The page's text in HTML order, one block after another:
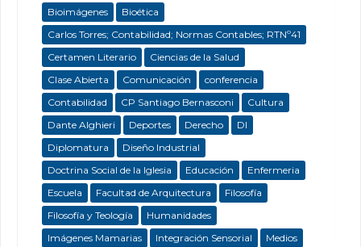
Bioimágenes
Bioética
Carlos Torres; Contabilidad; Normas Contables; RTNº41
Certamen Literario
Ciencias de la Salud
Clase Abierta
Comunicación
conferencia
Contabilidad
CP Santiago Bernasconi
Cultura
Dante Alghieri
Deportes Derecho
DI
Diplomatura
Diseño Industrial
Doctrina Social de la Iglesia
Educación
Enfermeria
Escuela
Facultad de Arquitectura
Filosofía
Filosofía y Teología
Humanidades
Imágenes Mamarias
Integración Sensorial
Medios